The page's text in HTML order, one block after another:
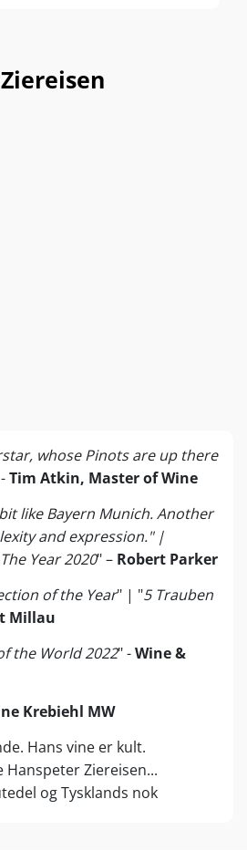
whose Pinots are up there
Tim Atkin, Master of Wine
like Bayern Munich. Another
and expression." |
Year 2020" – Robert Parker
of the Year" | "5 Trauben
Millau
the World 2022" -Wine &
Krebiehl MW
Hans vine er kult.
Hanspeter Ziereisen...
og Tysklands nok